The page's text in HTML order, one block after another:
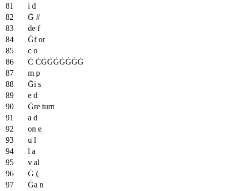
i d
Ġ #
de f
Ġf or
c o
Ċ ĊĠĠĠĠĠĠĠ
m p
Ġi s
e d
Ġre turn
a d
on e
u l
l a
v al
Ġ (
Ġa n